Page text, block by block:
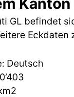
GL befindet
Eckdaten
Deutsch